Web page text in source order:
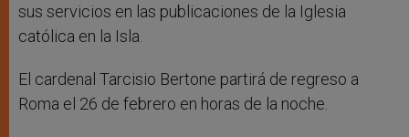
sus servicios en las publicaciones de la Iglesia
católica en la Isla.
El cardenal Tarcisio Bertone partirá de regreso a
Roma el 26 de febrero en horas de la noche.